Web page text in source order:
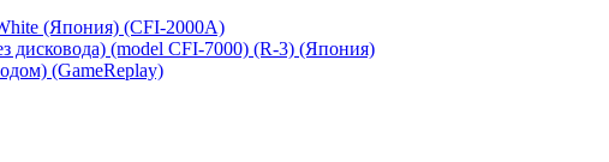
(Япония) (CFI-2000A)
дисковода) (model CFI-7000) (R-3) (Япония)
(GameReplay)